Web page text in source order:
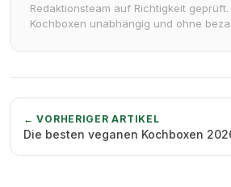
Redaktionsteam auf Richtigkeit
Kochboxen unabhängig und ohne
← VORHERIGER ARTIKEL
Die besten veganen Kochboxen